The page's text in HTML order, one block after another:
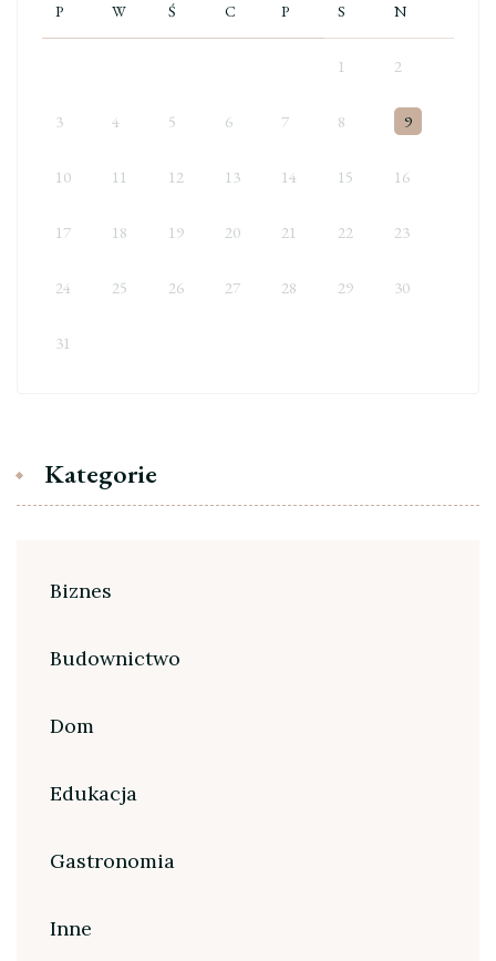
P W Ś C P S N
1 2
3 4 5 6 7 8 9
10 11 12 13 14 15 16
17 18 19 20 21 22 23
24 25 26 27 28 29 30
31
Kategorie
Biznes
Budownictwo
Dom
Edukacja
Gastronomia
Inne